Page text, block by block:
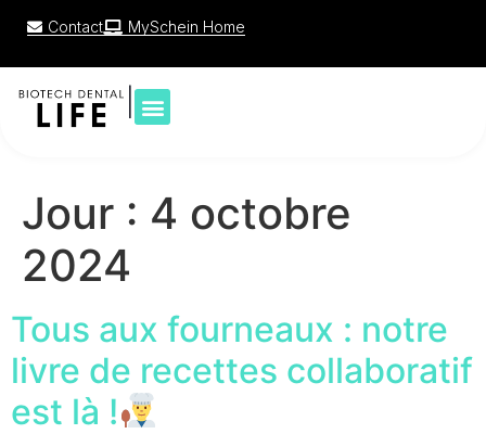
Contact MySchein Home
|
Jour : 4 octobre
2024
Tous aux fourneaux : notre
livre de recettes collaboratif
est là !